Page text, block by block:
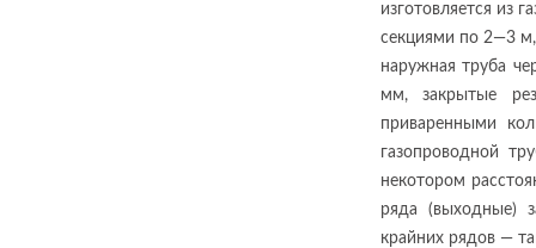
изготовляется из
секциями по 2—3
наружная труба
мм, закрытые
приваренными
газопроводной
некотором
ряда (выходные)
крайних рядов —